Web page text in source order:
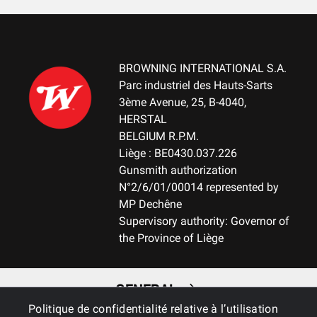
Politique de confidentialité relative à l’utilisation
BROWNING INTERNATIONAL S.A.
Parc industriel des Hauts-Sarts
3ème Avenue, 25, B-4040,
HERSTAL
BELGIUM R.P.M.
Liège : BE0430.037.226
Gunsmith authorization
N°2/6/01/00014 represented by
MP Dechêne
Supervisory authority: Governor of
the Province of Liège
GENERAL